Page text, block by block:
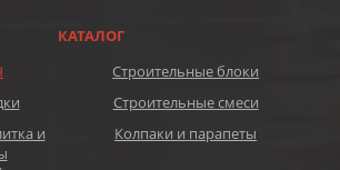
КАТАЛОГ
Строительные блоки
Строительные смеси
и
Колпаки и парапеты